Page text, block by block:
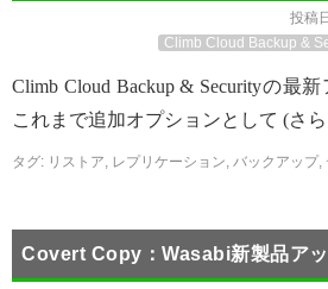
投稿
Climb Cloud Backup &
Climb Cloud Backup & Securityの最
これまで追加オプションとして (さ
タグ: リストア, レプリケーション, バックアップ,
Covert Copy：Wasabi新製品アッ